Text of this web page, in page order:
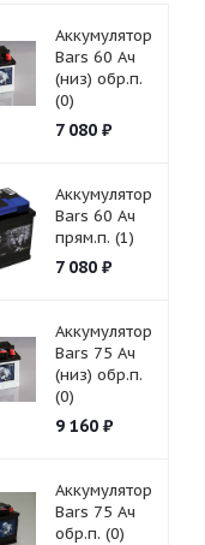
Аккумулятор
Bars 60 Ач
(низ) обр.п.
(0)
7 080₽
Аккумулятор
Bars 60 Ач
прям.п. (1)
7 080₽
Аккумулятор
Bars 75 Ач
(низ) обр.п.
(0)
9 160₽
Аккумулятор
Bars 75 Ач
обр.п. (0)